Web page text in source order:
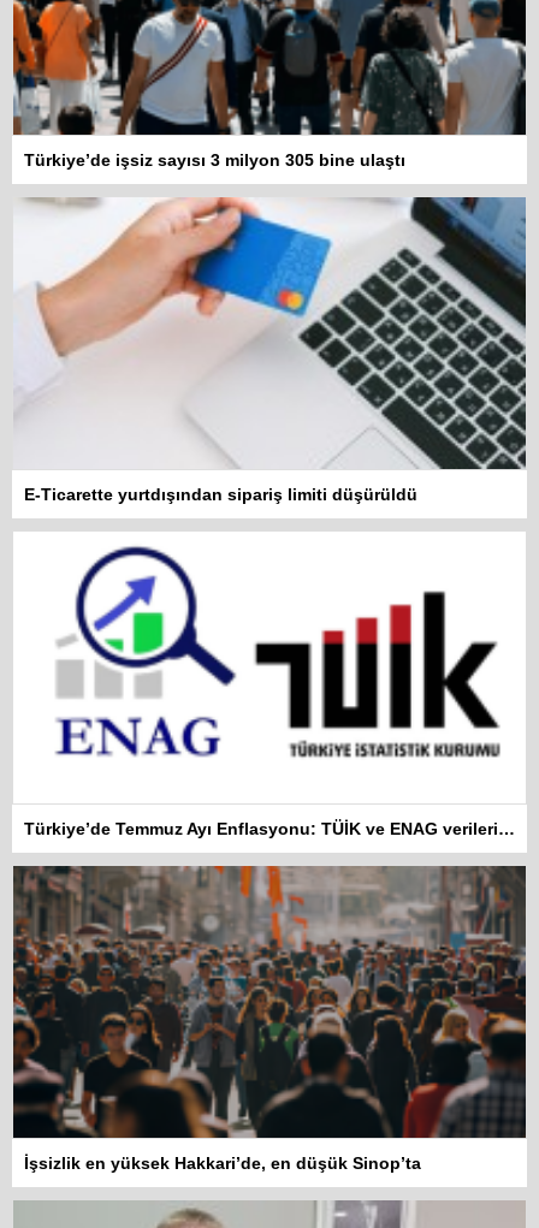
Türkiye’de işsiz sayısı 3 milyon 305 bine ulaştı
E-Ticarette yurtdışından sipariş limiti düşürüldü
Türkiye’de Temmuz Ayı Enflasyonu: TÜİK ve ENAG verileri arasında 39 puan fark var
İşsizlik en yüksek Hakkari’de, en düşük Sinop’ta